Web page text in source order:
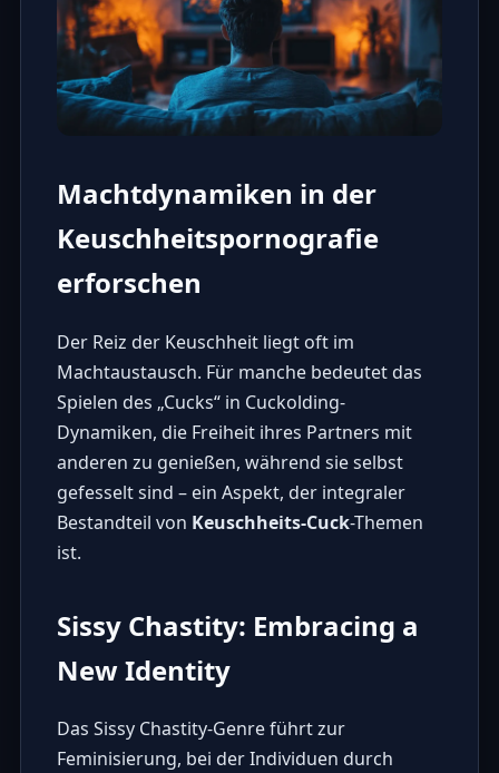
Machtdynamiken in der
Keuschheitspornografie
erforschen
Der Reiz der Keuschheit liegt oft im
Machtaustausch. Für manche bedeutet das
Spielen des „Cucks“ in Cuckolding-
Dynamiken, die Freiheit ihres Partners mit
anderen zu genießen, während sie selbst
gefesselt sind – ein Aspekt, der integraler
Bestandteil von Keuschheits-Cuck-Themen
ist.
Sissy Chastity: Embracing a
New Identity
Das Sissy Chastity-Genre führt zur
Feminisierung, bei der Individuen durch